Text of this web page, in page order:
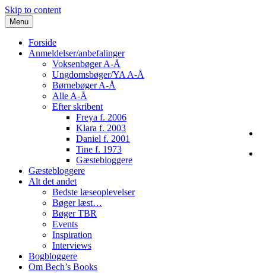
Skip to content
Menu
Forside
Anmeldelser/anbefalinger
Voksenbøger A-Å
Ungdomsbøger/YA A-Å
Børnebøger A-Å
Alle A-Å
Efter skribent
Freya f. 2006
Klara f. 2003
Daniel f. 2001
Tine f. 1973
Gæstebloggere
Gæstebloggere
Alt det andet
Bedste læseoplevelser
Bøger læst…
Bøger TBR
Events
Inspiration
Interviews
Bogbloggere
Om Bech’s Books